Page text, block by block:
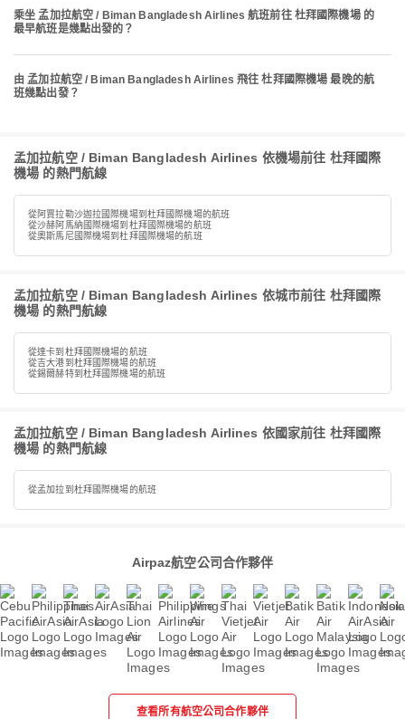
乘坐 孟加拉航空 / Biman Bangladesh Airlines 航班前往 杜拜國際機場 的
最早航班是幾點出發的？
由 孟加拉航空 / Biman Bangladesh Airlines 飛往 杜拜國際機場 最晚的航
班幾點出發？
孟加拉航空 / Biman Bangladesh Airlines 依機場前往 杜拜國際
機場 的熱門航線
從阿賈拉勒沙迦拉國際機場到杜拜國際機場的航班
從沙赫阿馬納國際機場到杜拜國際機場的航班
從奧斯馬尼國際機場到杜拜國際機場的航班
孟加拉航空 / Biman Bangladesh Airlines 依城市前往 杜拜國際
機場 的熱門航線
從達卡到杜拜國際機場的航班
從吉大港到杜拜國際機場的航班
從錫爾赫特到杜拜國際機場的航班
孟加拉航空 / Biman Bangladesh Airlines 依國家前往 杜拜國際
機場 的熱門航線
從孟加拉到杜拜國際機場的航班
Airpaz航空公司合作夥伴
查看所有航空公司合作夥伴